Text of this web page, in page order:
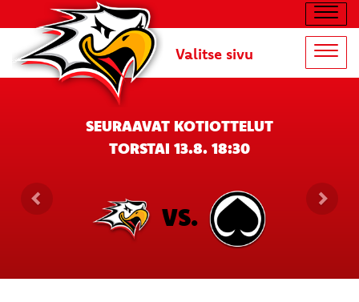
Valitse sivu
SEURAAVAT KOTIOTTELUT
TORSTAI 13.8. 18:30
VS.